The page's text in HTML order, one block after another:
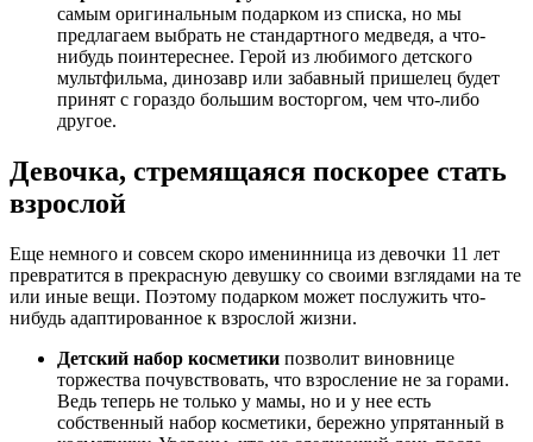
самым оригинальным подарком из списка, но мы
предлагаем выбрать не стандартного медведя, а что-
нибудь поинтереснее. Герой из любимого детского
мультфильма, динозавр или забавный пришелец будет
принят с гораздо большим восторгом, чем что-либо
другое.
Девочка, стремящаяся поскорее стать
взрослой
Еще немного и совсем скоро именинница из девочки 11 лет
превратится в прекрасную девушку со своими взглядами на те
или иные вещи. Поэтому подарком может послужить что-
нибудь адаптированное к взрослой жизни.
Детский набор косметики позволит виновнице
торжества почувствовать, что взросление не за горами.
Ведь теперь не только у мамы, но и у нее есть
собственный набор косметики, бережно упрятанный в